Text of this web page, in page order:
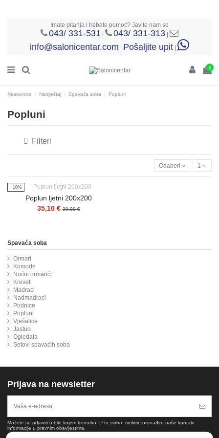
Imate pitanja i trebate pomoć? Javite nam se
043/ 331-531 | 043/ 331-313 |
info@salonicentar.com | Pošaljite upit |
0
Naslovnica Namještaj Spavaća soba Popluni
Popluni
Filteri
Odaberi 1
−10%
Poplun ljetni 200x200
35,10 €39,00 €
Spavaća soba
Ormari
Komode
Noćni ormarići
Kreveti
Madraci
Nadmadraci
Podnice
Popluni
Vješalice
Jastuci
Ogledala
Setovi spavaćih soba
Prijava na newsletter
Možete se odjaviti u bilo kojem trenutku. U tu svrhu, molimo pronađite naše kontakt
informacije u pravnim obavijestima.